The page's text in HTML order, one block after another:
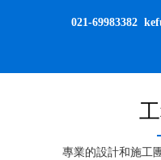
021-69983382
專業的設計和施工